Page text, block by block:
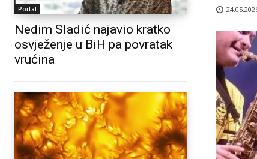
Portal
Nedim Sladić najavio kratko
osvježenje u BiH pa povratak
vrućina